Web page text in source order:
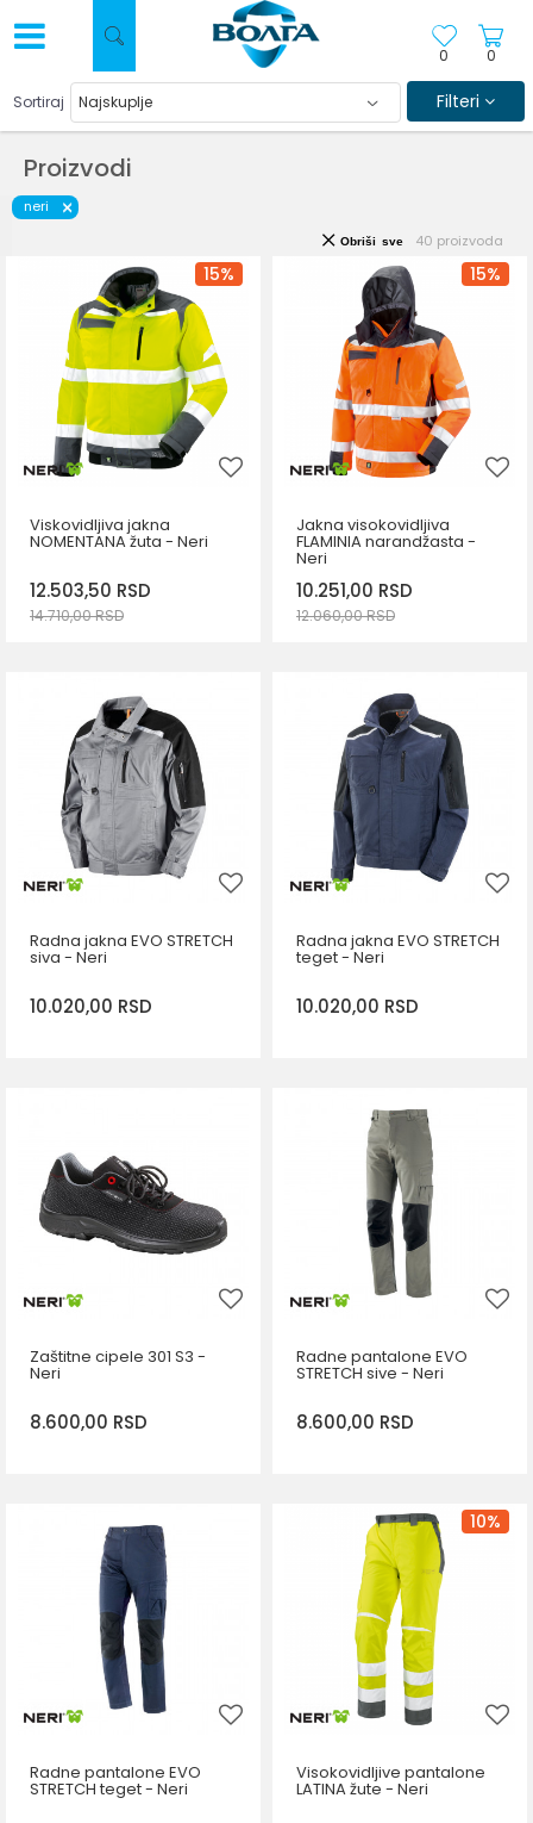
0
0
Proizvodi
Sortiraj Filteri
neri
40 proizvoda
Obriši sve
15%
Viskovidljiva jakna
NOMENTANA žuta - Neri
12.503,50 RSD
14.710,00RSD
2XL
15%
Jakna visokovidljiva
FLAMINIA narandžasta -
Neri
10.251,00 RSD
12.060,00RSD
L
Radna jakna EVO STRETCH
siva - Neri
10.020,00 RSD
2XL
Radna jakna EVO STRETCH
teget - Neri
10.020,00 RSD
Zaštitne cipele 301 S3 -
Neri
8.600,00 RSD
39
Radne pantalone EVO
STRETCH sive - Neri
8.600,00 RSD
M
DODAJ U KORPU
Radne pantalone EVO
STRETCH teget - Neri
10%
Visokovidljive pantalone
LATINA žute - Neri